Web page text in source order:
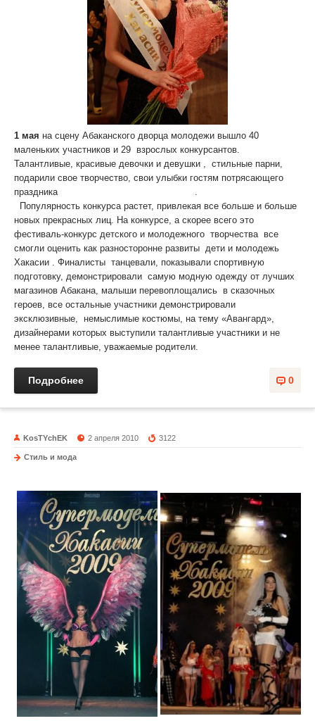
1 мая на сцену Абаканского дворца молодежи вышло 40
маленьких участников и 29 взрослых конкурсантов.
Талантливые, красивые девочки и девушки , стильные парни,
подарили свое творчество, свои улыбки гостям потрясающего
праздника
.
Популярность конкурса растет, привлекая все больше и больше
новых прекрасных лиц. На конкурсе, а скорее всего это
фестиваль-конкурс детского и молодежного творчества все
смогли оценить как разносторонне развиты дети и молодежь
Хакасии . Финалисты танцевали, показывали спортивную
подготовку, демонстрировали самую модную одежду от лучших
магазинов Абакана, малыши перевоплощались в сказочных
героев, все остальные участники демонстрировали
эксклюзивные, немыслимые костюмы, на тему «Авангард»,
дизайнерами которых выступили талантливые участники и не
менее талантливые, уважаемые родители.
0
Подробнее
KosTYchEK 2 апреля 2010 3122
Стиль и мода